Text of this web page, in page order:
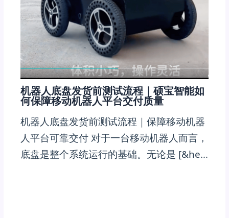
机器人底盘发货前测试流程｜硕宝智能如
何保障移动机器人平台交付质量
机器人底盘发货前测试流程｜保障移动机器
人平台可靠交付 对于一台移动机器人而言，
底盘是整个系统运行的基础。无论是 [&he…